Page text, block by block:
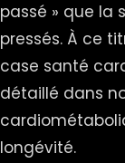
passé » que la
pressés. À ce
case santé
détaillé dans
longévité.